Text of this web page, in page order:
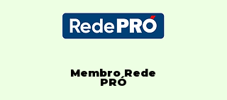
Membro Rede
PRÓ